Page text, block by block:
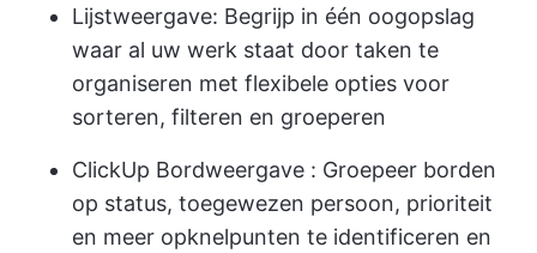
Lijstweergave: Begrijp in één oogopslag
waar al uw werk staat door taken te
organiseren met flexibele opties voor
sorteren, filteren en groeperen
ClickUp Bordweergave : Groepeer borden
op status, toegewezen persoon, prioriteit
en meer opknelpunten te identificeren en